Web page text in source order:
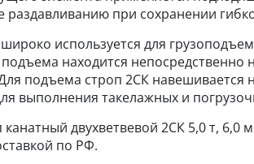
раздавливанию при сохранении
используется для
подъема находится
подъема строп 2СК навешивается
выполнения такелажных и
канатный двухветвевой 2СК 5,0 т,
по РФ.